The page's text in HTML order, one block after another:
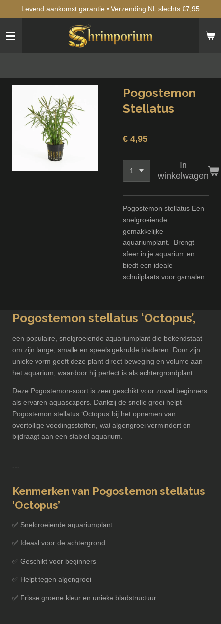
naar
hoofdinhoud
Levend aankomst garantie • Verzending NL slechts €7,95
Pogostemon
Stellatus
€ 4,95
In
winkelwagen
Pogostemon stellatus Een
snelgroeiende
gemakkelijke
aquariumplant. Brengt
sfeer in je aquarium en
biedt een ideale
schuilplaats voor garnalen.
Pogostemon stellatus ‘Octopus’,
een populaire, snelgroeiende aquariumplant die bekendstaat
om zijn lange, smalle en speels gekrulde bladeren. Door zijn
unieke vorm geeft deze plant direct beweging en volume aan
het aquarium, waardoor hij perfect is als achtergrondplant.
Deze Pogostemon-soort is zeer geschikt voor zowel beginners
als ervaren aquascapers. Dankzij de snelle groei helpt
Pogostemon stellatus ‘Octopus’ bij het opnemen van
overtollige voedingsstoffen, wat algengroei vermindert en
bijdraagt aan een stabiel aquarium.
---
Kenmerken van Pogostemon stellatus
‘Octopus’
✅ Snelgroeiende aquariumplant
✅ Ideaal voor de achtergrond
✅ Geschikt voor beginners
✅ Helpt tegen algengroei
✅ Frisse groene kleur en unieke bladstructuur